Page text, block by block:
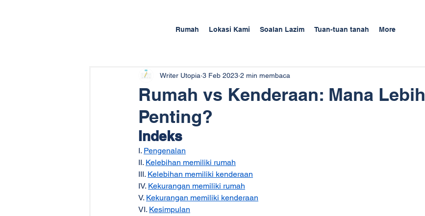
Rumah Lokasi Kami Soalan Lazim Tuan-tuan tanah More
Rumah vs Kenderaan: Mana Lebih
Penting?
Writer Utopia 3 Feb 2023 2 min membaca
Indeks
I. Pengenalan
II. Kelebihan memiliki rumah
III. Kelebihan memiliki kenderaan
IV. Kekurangan memiliki rumah
V. Kekurangan memiliki kenderaan
VI. Kesimpulan